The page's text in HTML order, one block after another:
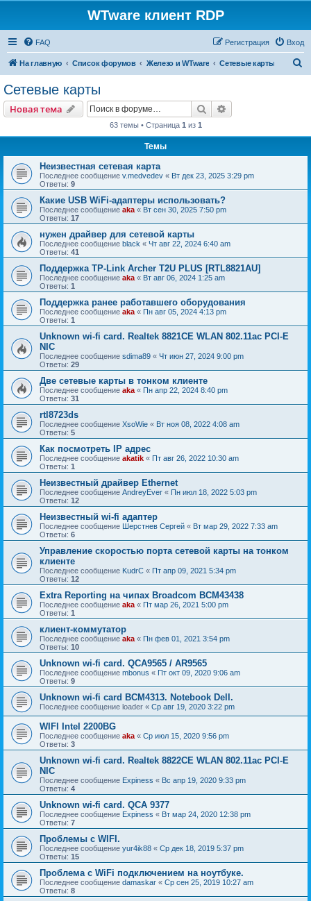
WTware клиент RDP
FAQ Вход
Регистрация
На главную Список форумов Железо и WTware Сетевые карты
Сетевые карты
Новая тема Поиск
63 темы • Страница 1 из 1
Темы
Неизвестная сетевая карта
Последнее сообщение v.medvedev « Вт дек 23, 2025 3:29 pm
Ответы: 9
Какие USB WiFi-адаптеры использовать?
Последнее сообщение aka « Вт сен 30, 2025 7:50 pm
Ответы: 17
нужен драйвер для сетевой карты
Последнее сообщение black « Чт авг 22, 2024 6:40 am
Ответы: 41
Поддержка TP-Link Archer T2U PLUS [RTL8821AU]
Последнее сообщение aka « Вт авг 06, 2024 1:25 am
Ответы: 1
Поддержка ранее работавшего оборудования
Последнее сообщение aka « Пн авг 05, 2024 4:13 pm
Ответы: 1
Unknown wi-fi card. Realtek 8821CE WLAN 802.11ac PCI-E
NIC
Последнее сообщение sdima89 « Чт июн 27, 2024 9:00 pm
Ответы: 29
Две сетевые карты в тонком клиенте
Последнее сообщение aka « Пн апр 22, 2024 8:40 pm
Ответы: 31
rtl8723ds
Последнее сообщение XsoWie « Вт ноя 08, 2022 4:08 am
Ответы: 5
Как посмотреть IP адрес
Последнее сообщение akatik « Пт авг 26, 2022 10:30 am
Ответы: 1
Неизвестный драйвер Ethernet
Последнее сообщение AndreyEver « Пн июл 18, 2022 5:03 pm
Ответы: 12
Неизвестный wi-fi адаптер
Последнее сообщение Шерстнев Сергей « Вт мар 29, 2022 7:33 am
Ответы: 6
Управление скоростью порта сетевой карты на тонком
клиенте
Последнее сообщение KudrC « Пт апр 09, 2021 5:34 pm
Ответы: 12
Extra Reporting на чипах Broadcom BCM43438
Последнее сообщение aka « Пт мар 26, 2021 5:00 pm
Ответы: 1
клиент-коммутатор
Последнее сообщение aka « Пн фев 01, 2021 3:54 pm
Ответы: 10
Unknown wi-fi card. QCA9565 / AR9565
Последнее сообщение mbonus « Пт окт 09, 2020 9:06 am
Ответы: 9
Unknown wi-fi card BCM4313. Notebook Dell.
Последнее сообщение loader « Ср авг 19, 2020 3:22 pm
WIFI Intel 2200BG
Последнее сообщение aka « Ср июл 15, 2020 9:56 pm
Ответы: 3
Unknown wi-fi card. Realtek 8822CE WLAN 802.11ac PCI-E
NIC
Последнее сообщение Expiness « Вс апр 19, 2020 9:33 pm
Ответы: 4
Unknown wi-fi card. QCA 9377
Последнее сообщение Expiness « Вт мар 24, 2020 12:38 pm
Ответы: 7
Проблемы с WIFI.
Последнее сообщение yur4ik88 « Ср дек 18, 2019 5:37 pm
Ответы: 15
Проблема с WiFi подключением на ноутбуке.
Последнее сообщение damaskar « Ср сен 25, 2019 10:27 am
Ответы: 8